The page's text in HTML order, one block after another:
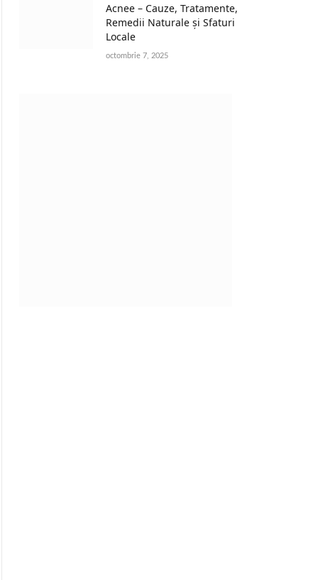
Acnee – Cauze, Tratamente,
Remedii Naturale și Sfaturi
Locale
octombrie 7, 2025